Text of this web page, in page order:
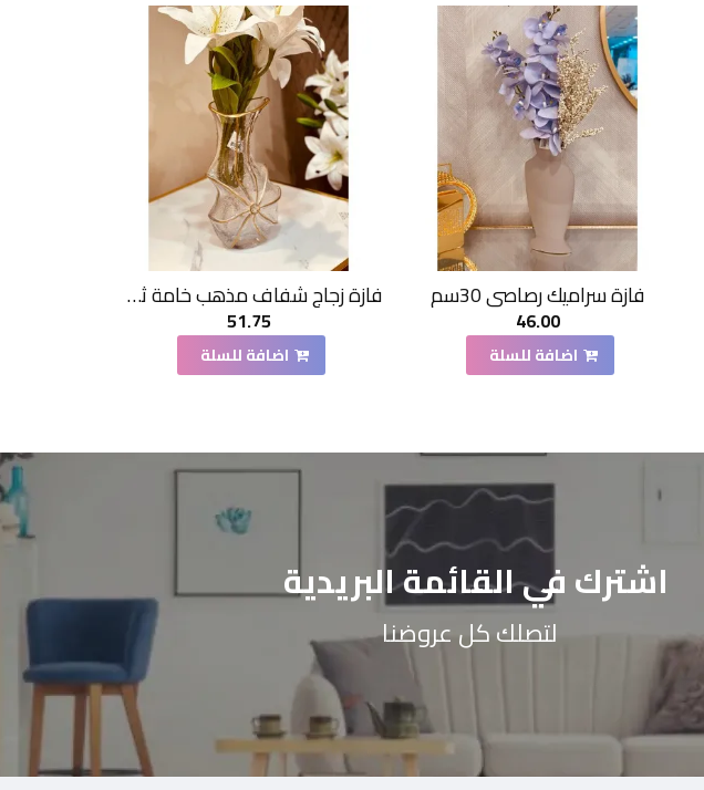
فازة سراميك رصاصي 30سم
46.00
اضافة للسلة
فازة زجاج شفاف مذهب خامة ثقيلة 21 سم
51.75
اضافة للسلة
اشترك في القائمة البريدية
لتصلك كل عروضنا